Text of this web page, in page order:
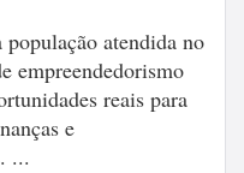
atendida no
empreendedorismo
reais para
e
...